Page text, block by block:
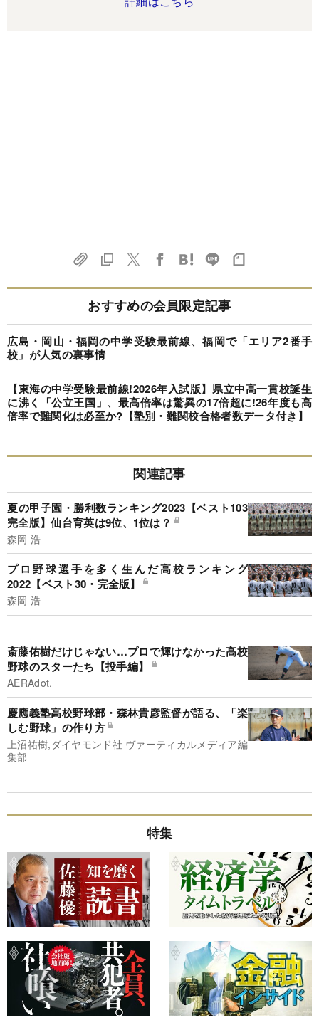
おすすめの会員限定記事
広島・岡山・福岡の中学受験最前線、福岡で「エリア2番手
校」が人気の裏事情
【東海の中学受験最前線!2026年入試版】県立中高一貫校誕生
に沸く「公立王国」、最高倍率は驚異の17倍超に!26年度も高
倍率で難関化は必至か?【塾別・難関校合格者数データ付き】
関連記事
夏の甲子園・勝利数ランキング2023【ベスト103
完全版】仙台育英は9位、1位は？
森岡 浩
プロ野球選手を多く生んだ高校ランキング
2022【ベスト30・完全版】
森岡 浩
斎藤佑樹だけじゃない…プロで輝けなかった高校
野球のスターたち【投手編】
AERAdot.
慶應義塾高校野球部・森林貴彦監督が語る、「楽
しむ野球」の作り方
上沼祐樹,ダイヤモンド社 ヴァーティカルメディア編
集部
特集